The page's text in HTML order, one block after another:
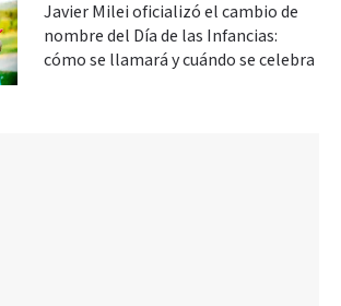
Javier Milei oficializó el cambio de
nombre del Día de las Infancias:
cómo se llamará y cuándo se celebra